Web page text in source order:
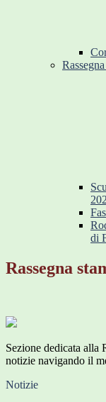
di
Rassegna
Sezione dedicata alla
notizie navigando il
Notizie